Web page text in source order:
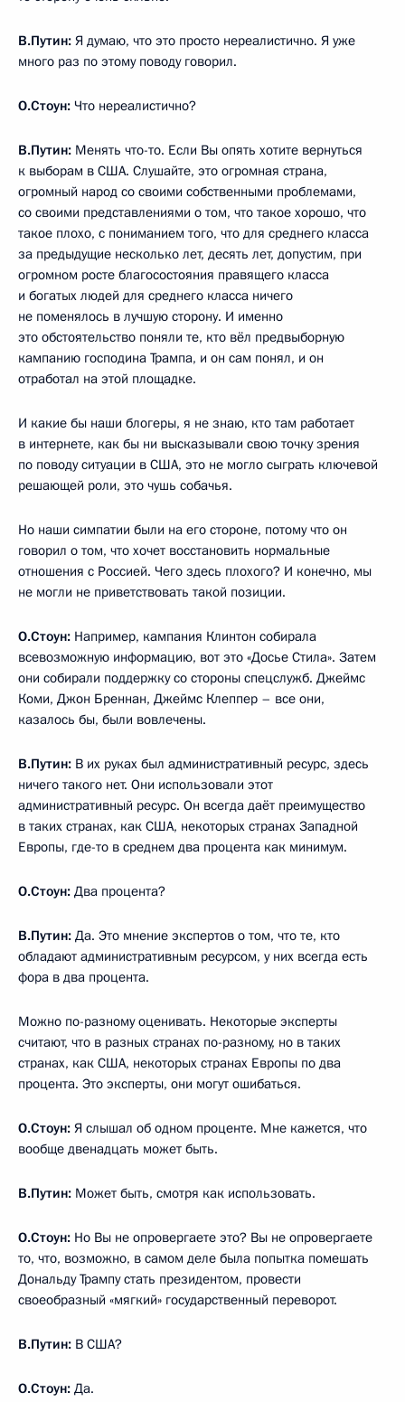
В.Путин: Я думаю, что это просто нереалистично. Я уже
много раз по этому поводу говорил.
О.Стоун: Что нереалистично?
В.Путин: Менять что-то. Если Вы опять хотите вернуться
к выборам в США. Слушайте, это огромная страна,
огромный народ со своими собственными проблемами,
со своими представлениями о том, что такое хорошо, что
такое плохо, с пониманием того, что для среднего класса
за предыдущие несколько лет, десять лет, допустим, при
огромном росте благосостояния правящего класса
и богатых людей для среднего класса ничего
не поменялось в лучшую сторону. И именно
это обстоятельство поняли те, кто вёл предвыборную
кампанию господина Трампа, и он сам понял, и он
отработал на этой площадке.
И какие бы наши блогеры, я не знаю, кто там работает
в интернете, как бы ни высказывали свою точку зрения
по поводу ситуации в США, это не могло сыграть ключевой
решающей роли, это чушь собачья.
Но наши симпатии были на его стороне, потому что он
говорил о том, что хочет восстановить нормальные
отношения с Россией. Чего здесь плохого? И конечно, мы
не могли не приветствовать такой позиции.
О.Стоун: Например, кампания Клинтон собирала
всевозможную информацию, вот это «Досье Стила». Затем
они собирали поддержку со стороны спецслужб. Джеймс
Коми, Джон Бреннан, Джеймс Клеппер – все они,
казалось бы, были вовлечены.
В.Путин: В их руках был административный ресурс, здесь
ничего такого нет. Они использовали этот
административный ресурс. Он всегда даёт преимущество
в таких странах, как США, некоторых странах Западной
Европы, где-то в среднем два процента как минимум.
О.Стоун: Два процента?
В.Путин: Да. Это мнение экспертов о том, что те, кто
обладают административным ресурсом, у них всегда есть
фора в два процента.
Можно по-разному оценивать. Некоторые эксперты
считают, что в разных странах по-разному, но в таких
странах, как США, некоторых странах Европы по два
процента. Это эксперты, они могут ошибаться.
О.Стоун: Я слышал об одном проценте. Мне кажется, что
вообще двенадцать может быть.
В.Путин: Может быть, смотря как использовать.
О.Стоун: Но Вы не опровергаете это? Вы не опровергаете
то, что, возможно, в самом деле была попытка помешать
Дональду Трампу стать президентом, провести
своеобразный «мягкий» государственный переворот.
В.Путин: В США?
О.Стоун: Да.